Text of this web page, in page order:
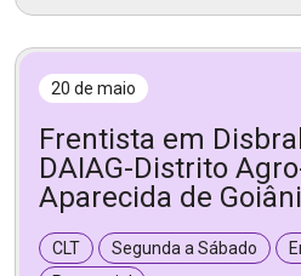
20 de maio
Frentista em
DAIAG-Distrito
Aparecida de
CLT Segunda a Sábado